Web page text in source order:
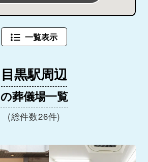
一覧表示
目黒駅周辺
の葬儀場一覧
(総件数26件)